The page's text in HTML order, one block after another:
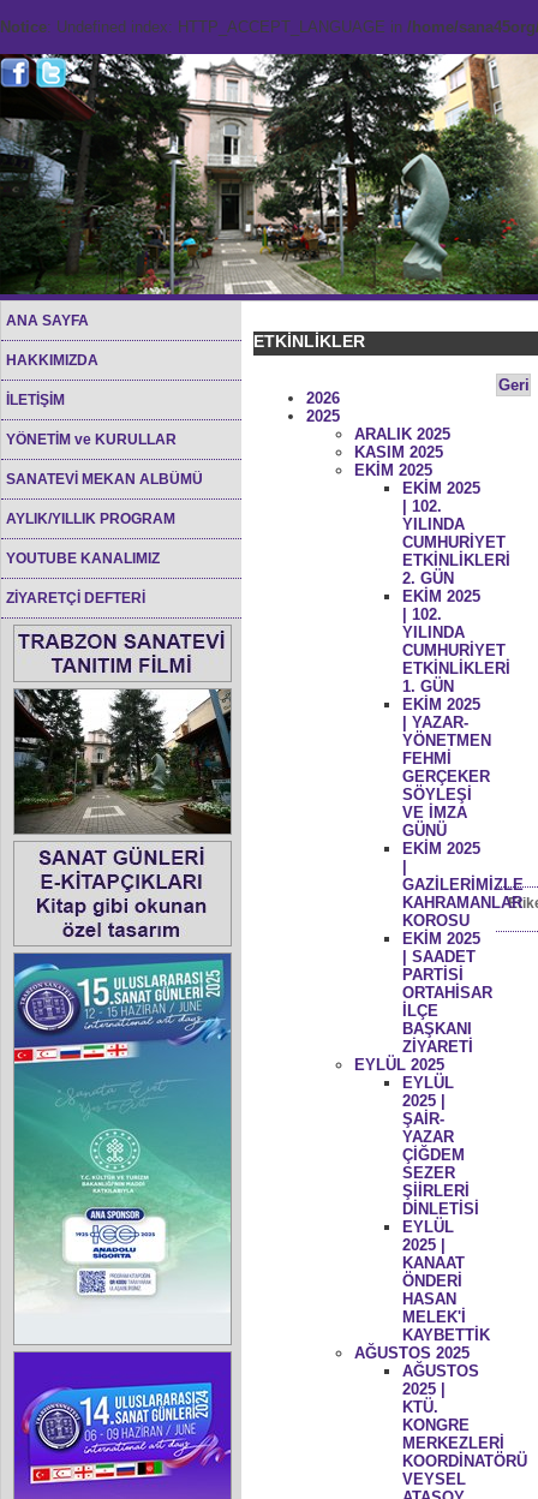
Notice: Undefined index: HTTP_ACCEPT_LANGUAGE in /home/
ANA SAYFA
HAKKIMIZDA
İLETİŞİM
YÖNETİM ve KURULLAR
SANATEVİ MEKAN ALBÜMÜ
AYLIK/YILLIK PROGRAM
YOUTUBE KANALIMIZ
ZİYARETÇİ DEFTERİ
ETKİNLİKLER
Geri
2026
2025
ARALIK 2025
KASIM 2025
EKİM 2025
EKİM 2025
| 102.
YILINDA
CUMHURİYET
ETKİNLİKLERİ
2. GÜN
EKİM 2025
| 102.
YILINDA
CUMHURİYET
ETKİNLİKLERİ
1. GÜN
EKİM 2025
| YAZAR-
YÖNETMEN
FEHMİ
GERÇEKER
SÖYLEŞİ
VE İMZA
GÜNÜ
EKİM 2025
GAZİLERİMİZLE
KAHRAMANLAR
KOROSU
EKİM 2025
| SAADET
PARTİSİ
ORTAHİSAR
İLÇE
BAŞKANI
ZİYARETİ
EYLÜL 2025
EYLÜL
2025 |
ŞAİR-
YAZAR
ÇİĞDEM
SEZER
ŞİİRLERİ
DİNLETİSİ
EYLÜL
2025 |
KANAAT
ÖNDERİ
HASAN
MELEK'İ
KAYBETTİK
AĞUSTOS 2025
AĞUSTOS
2025 |
KTÜ.
KONGRE
MERKEZLERİ
KOORDİNATÖRÜ
VEYSEL